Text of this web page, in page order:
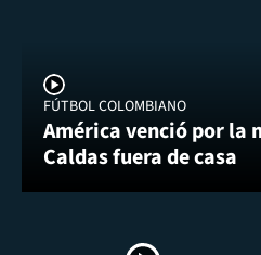
FÚTBOL COLOMBIANO
América venció por la
Caldas fuera de casa